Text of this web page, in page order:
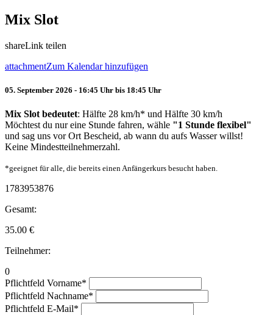
Mix Slot
shareLink teilen
attachmentZum Kalendar hinzufügen
05. September 2026 - 16:45 Uhr bis 18:45 Uhr
Mix Slot bedeutet: Hälfte 28 km/h* und Hälfte 30 km/h
Möchtest du nur eine Stunde fahren, wähle "1 Stunde flexibel"
und sag uns vor Ort Bescheid, ab wann du aufs Wasser willst!
Keine Mindestteilnehmerzahl.
*geeignet für alle, die bereits einen Anfängerkurs besucht haben.
1783953876
Gesamt:
35.00 €
Teilnehmer:
0
Pflichtfeld Vorname*
Pflichtfeld Nachname*
Pflichtfeld E-Mail*